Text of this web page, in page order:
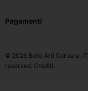
Pagamenti
© 2026 Belle Arti Corbara,
reserved. Crediti.